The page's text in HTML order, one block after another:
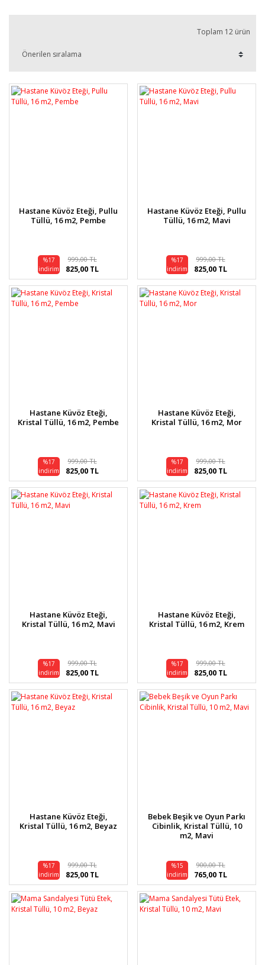
Toplam 12 ürün
Hastane Küvöz Eteği, Pullu
Tüllü, 16 m2, Pembe
%17
indirim
999,00 TL
825,00 TL
Hastane Küvöz Eteği, Pullu
Tüllü, 16 m2, Mavi
%17
indirim
999,00 TL
825,00 TL
Hastane Küvöz Eteği,
Kristal Tüllü, 16 m2, Pembe
%17
indirim
999,00 TL
825,00 TL
Hastane Küvöz Eteği,
Kristal Tüllü, 16 m2, Mor
%17
indirim
999,00 TL
825,00 TL
Hastane Küvöz Eteği,
Kristal Tüllü, 16 m2, Mavi
%17
indirim
999,00 TL
825,00 TL
Hastane Küvöz Eteği,
Kristal Tüllü, 16 m2, Krem
%17
indirim
999,00 TL
825,00 TL
Hastane Küvöz Eteği,
Kristal Tüllü, 16 m2, Beyaz
%17
indirim
999,00 TL
825,00 TL
Bebek Beşik ve Oyun Parkı
Cibinlik, Kristal Tüllü, 10
m2, Mavi
%15
indirim
900,00 TL
765,00 TL